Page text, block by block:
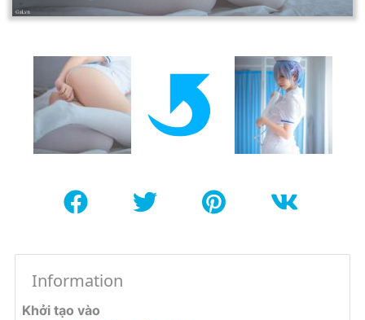
Information
Khởi tạo vào